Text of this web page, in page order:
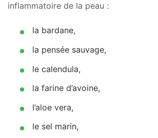
inflammatoire de la peau :
la bardane,
la pensée sauvage,
le calendula,
la farine d’avoine,
l’aloe vera,
le sel marin,